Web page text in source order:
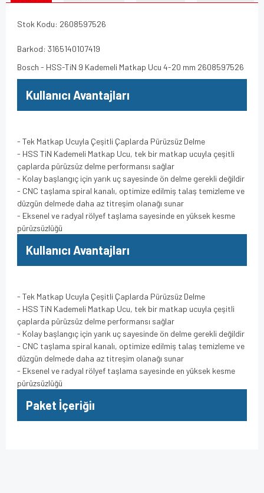
Stok Kodu: 2608597526
Barkod: 3165140107419
Bosch - HSS-TiN 9 Kademeli Matkap Ucu 4-20 mm 2608597526
Kullanıcı Avantajları
- Tek Matkap Ucuyla Çeşitli Çaplarda Pürüzsüz Delme
- HSS TiN Kademeli Matkap Ucu, tek bir matkap ucuyla çeşitli
çaplarda pürüzsüz delme performansı sağlar
- Kolay başlangıç için yarık uç sayesinde ön delme gerekli değildir
- CNC taşlama spiral kanalı, optimize edilmiş talaş temizleme ve
düzgün delmede daha az titreşim olanağı sunar
- Eksenel ve radyal rölyef taşlama sayesinde en yüksek kesme
pürüzsüzlüğü
Kullanıcı Avantajları
- Tek Matkap Ucuyla Çeşitli Çaplarda Pürüzsüz Delme
- HSS TiN Kademeli Matkap Ucu, tek bir matkap ucuyla çeşitli
çaplarda pürüzsüz delme performansı sağlar
- Kolay başlangıç için yarık uç sayesinde ön delme gerekli değildir
- CNC taşlama spiral kanalı, optimize edilmiş talaş temizleme ve
düzgün delmede daha az titreşim olanağı sunar
- Eksenel ve radyal rölyef taşlama sayesinde en yüksek kesme
pürüzsüzlüğü
Paket İçeriğiı